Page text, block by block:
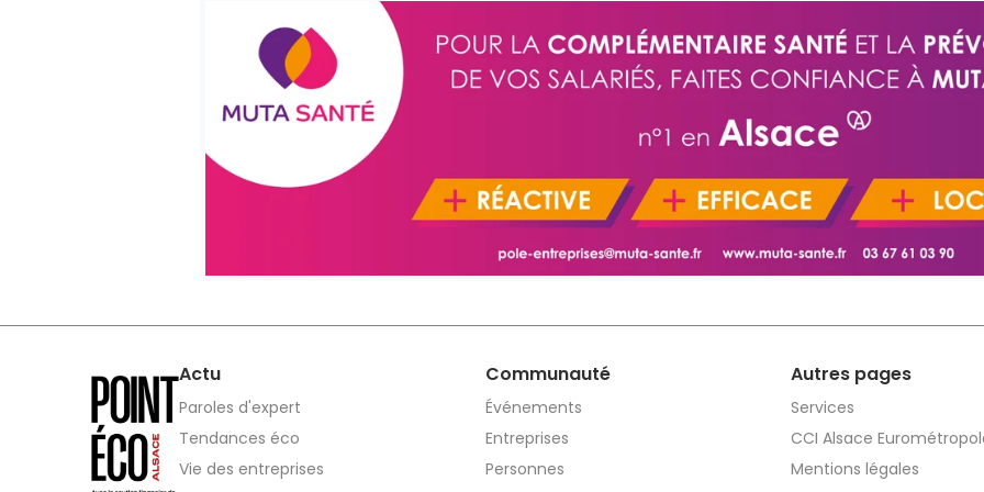
Actu
Paroles d'expert
Tendances éco
Vie des entreprises
Communauté
Événements
Entreprises
Personnes
Autres pages
Services
CCI Alsace
Mentions légales